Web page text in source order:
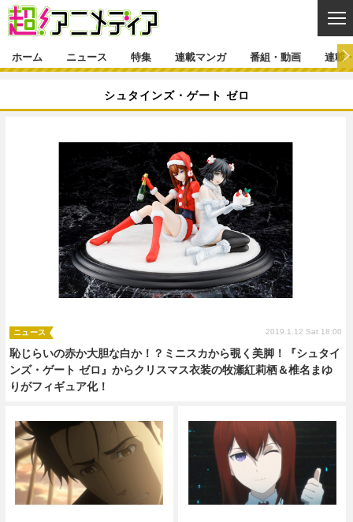
ゲーム・アプリ
映画 音楽
グッズ イベント
声優 コスプレ
舞台 新帝スタ
特集一覧
インタビュー レポート
ラキりす
連載マンガ一覧 連載一覧
番組・動画一覧 ラジオ
動画
連載・ブログ
連載・ブログ一覧 コラム
編集部ブログ・お知らせ
ホーム ニュース 特集 連載マンガ 番組・動画 連載
シュタインズ・ゲート ゼロ
恥じらいの赤か大胆な白か！？ミニスカから覗く美脚！『シュタイ
ンズ・ゲート ゼロ』からクリスマス衣装の牧瀬紅莉栖＆椎名まゆ
りがフィギュア化！
ニュース 2019.1.12 Sat 18:00